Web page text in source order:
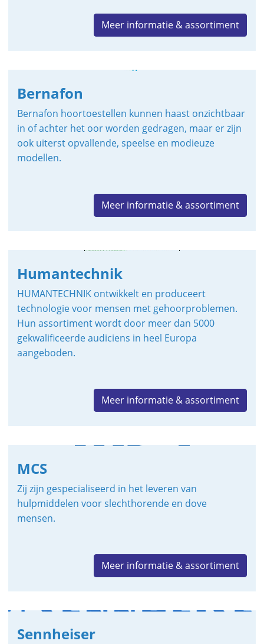
Meer informatie & assortiment
Bernafon
Bernafon hoortoestellen kunnen haast onzichtbaar
in of achter het oor worden gedragen, maar er zijn
ook uiterst opvallende, speelse en modieuze
modellen.
Meer informatie & assortiment
Humantechnik
HUMANTECHNIK ontwikkelt en produceert
technologie voor mensen met gehoorproblemen.
Hun assortiment wordt door meer dan 5000
gekwalificeerde audiciens in heel Europa
aangeboden.
Meer informatie & assortiment
MCS
Zij zijn gespecialiseerd in het leveren van
hulpmiddelen voor slechthorende en dove
mensen.
Meer informatie & assortiment
Sennheiser